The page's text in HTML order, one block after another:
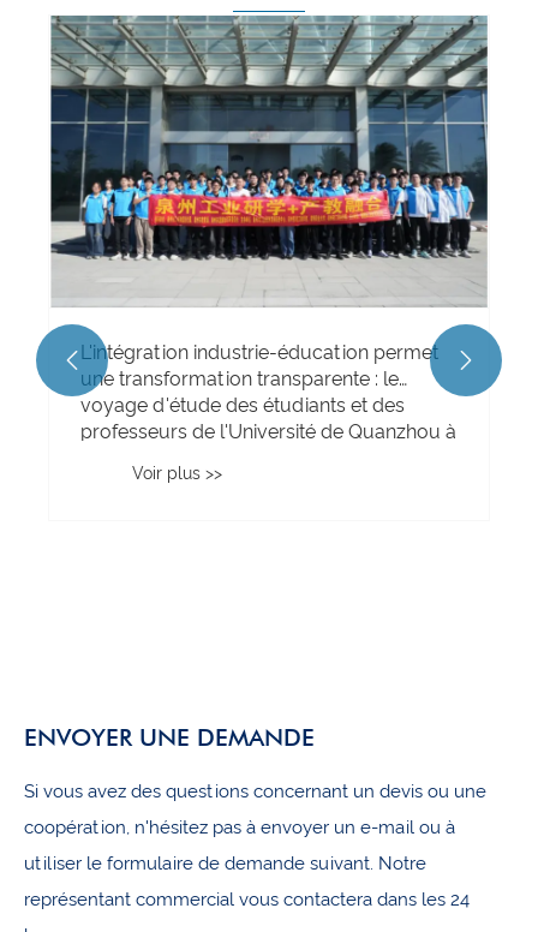
L'intégration industrie-éducation permet
une transformation transparente : le
voyage d'étude des étudiants et des
professeurs de l'Université de Quanzhou à
avec succès
Voir plus >>
 
ENVOYER UNE DEMANDE
Si vous avez des questions concernant un devis ou une
coopération, n'hésitez pas à envoyer un e-mail ou à
utiliser le formulaire de demande suivant. Notre
représentant commercial vous contactera dans les 24